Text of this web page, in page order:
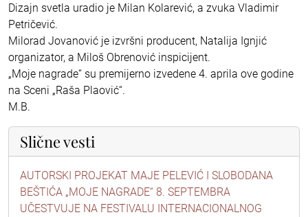
Dizajn svetla uradio je Milan Kolarević, a zvuka Vladimir
Petričević.
Milorad Jovanović je izvršni producent, Natalija Ignjić
organizator, a Miloš Obrenović inspicijent.
„Moje nagrade“ su premijerno izvedene 4. aprila ove godine
na Sceni „Raša Plaović“.
M.B.
Slične vesti
AUTORSKI PROJEKAT MAJE PELEVIĆ I SLOBODANA
BEŠTIĆA „MOJE NAGRADE“ 8. SEPTEMBRA
UČESTVUJE NA FESTIVALU INTERNACIONALNOG